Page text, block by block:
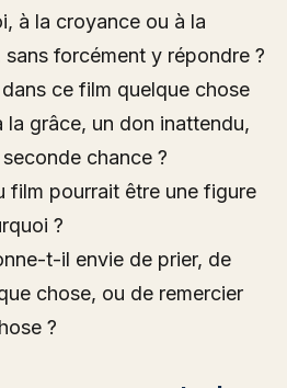
à la croyance ou à la
forcément y répondre ?
ce film quelque chose
la grâce, un don inattendu,
chance ?
film pourrait être une figure
?
t-il envie de prier, de
chose, ou de remercier
?